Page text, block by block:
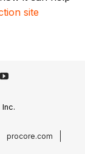
site
procore.com